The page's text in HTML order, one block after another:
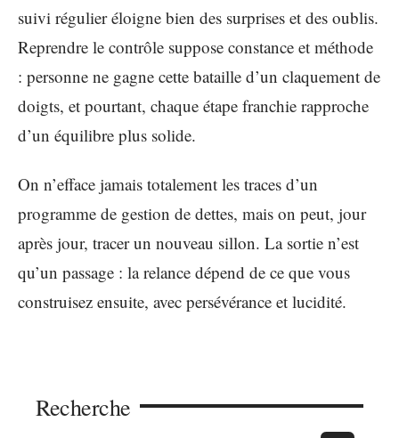
suivi régulier éloigne bien des surprises et des oublis.
Reprendre le contrôle suppose constance et méthode
: personne ne gagne cette bataille d’un claquement de
doigts, et pourtant, chaque étape franchie rapproche
d’un équilibre plus solide.
On n’efface jamais totalement les traces d’un
programme de gestion de dettes, mais on peut, jour
après jour, tracer un nouveau sillon. La sortie n’est
qu’un passage : la relance dépend de ce que vous
construisez ensuite, avec persévérance et lucidité.
Recherche